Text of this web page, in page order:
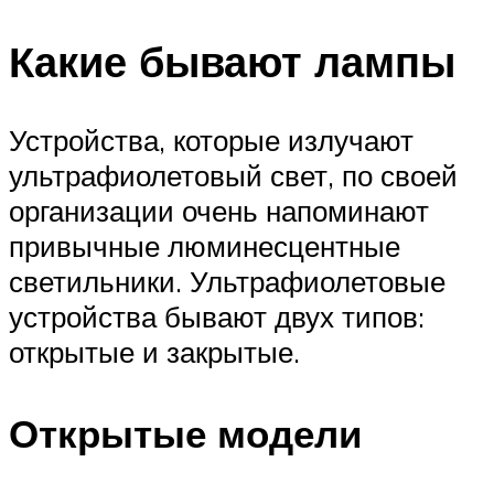
Какие бывают лампы
Устройства, которые излучают
ультрафиолетовый свет, по своей
организации очень напоминают
привычные люминесцентные
светильники. Ультрафиолетовые
устройства бывают двух типов:
открытые и закрытые.
Открытые модели